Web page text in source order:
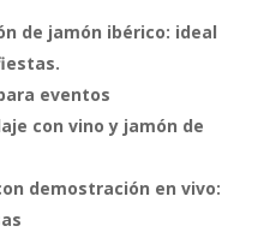
de jamón ibérico: ideal
eventos
con vino y jamón de
demostración en vivo: